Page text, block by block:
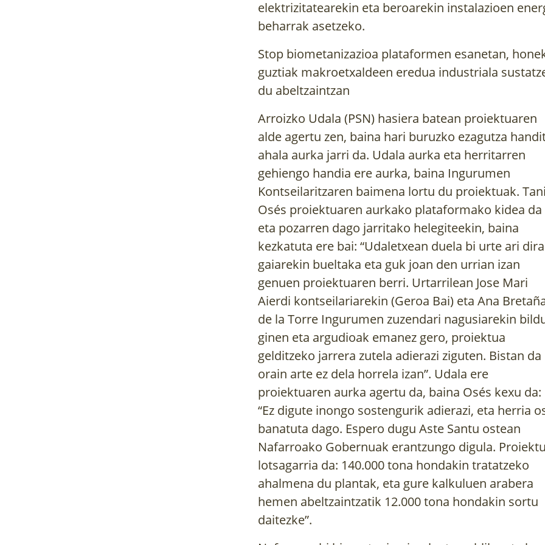
elektrizitatearekin eta beroarekin instalazioen
beharrak asetzeko.
Stop biometanizazioa plataformen esanetan,
guztiak makroetxaldeen eredua industriala
du abeltzaintzan
Arroizko Udala (PSN) hasiera batean proiektuaren
alde agertu zen, baina hari buruzko ezagutza
ahala aurka jarri da. Udala aurka eta herritarren
gehiengo handia ere aurka, baina Ingurumen
Kontseilaritzaren baimena lortu du proiektuak.
Osés proiektuaren aurkako plataformako kidea da
eta pozarren dago jarritako helegiteekin, baina
kezkatuta ere bai: “Udaletxean duela bi urte ari dira
gaiarekin bueltaka eta guk joan den urrian izan
genuen proiektuaren berri. Urtarrilean Jose Mari
Aierdi kontseilariarekin (Geroa Bai) eta Ana
de la Torre Ingurumen zuzendari nagusiarekin
ginen eta argudioak emanez gero, proiektua
gelditzeko jarrera zutela adierazi ziguten. Bistan da
orain arte ez dela horrela izan”. Udala ere
proiektuaren aurka agertu da, baina Osés kexu da:
“Ez digute inongo sostengurik adierazi, eta herria
banatuta dago. Espero dugu Aste Santu ostean
Nafarroako Gobernuak erantzungo digula.
lotsagarria da: 140.000 tona hondakin tratatzeko
ahalmena du plantak, eta gure kalkuluen arabera
hemen abeltzaintzatik 12.000 tona hondakin sortu
daitezke”.